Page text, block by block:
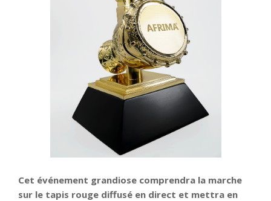
Cet événement grandiose comprendra la marche
sur le tapis rouge diffusé en direct et mettra en